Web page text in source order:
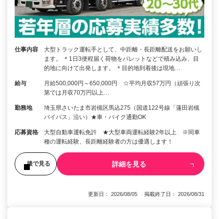
仕事内容
大型トラック運転手として、中距離・長距離配送をお願いし
ます。 ＊1日3便程届く荷物をパレットなどで積み込み、目
的地に向けて出発します。 ＊目的地到着後は現地…
給与
月給500,000円～650,000円 ☆平均月収57万円（頑張り次
第では月収70万円以上…
勤務地
埼玉県さいたま市岩槻区馬込275（国道122号線「蓮田岩槻
バイパス」沿い）★車・バイク通勤OK
応募資格
大型自動車運転免許 ★大型車両運転経験2年以上 ※同車
種の運転経験、長距離経験者の方は優遇します！
後で見る 詳細を見る
更新日： 2026/08/05 掲載終了日： 2026/08/31